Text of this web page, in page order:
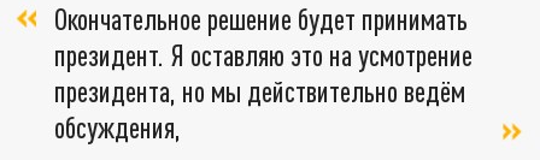
Окончательное решение будет принимать
президент. Я оставляю это на усмотрение
президента, но мы действительно ведём
обсуждения,